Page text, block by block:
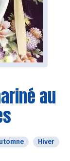
au
Hiver